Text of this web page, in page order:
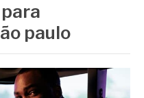
paulo